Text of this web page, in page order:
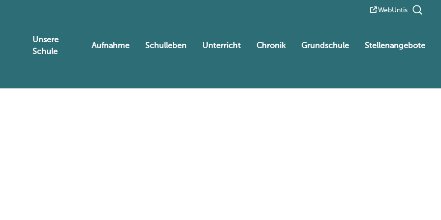
WebUntis
Unsere
Schule
Aufnahme Schulleben Unterricht Chronik Grundschule Stellenangebote